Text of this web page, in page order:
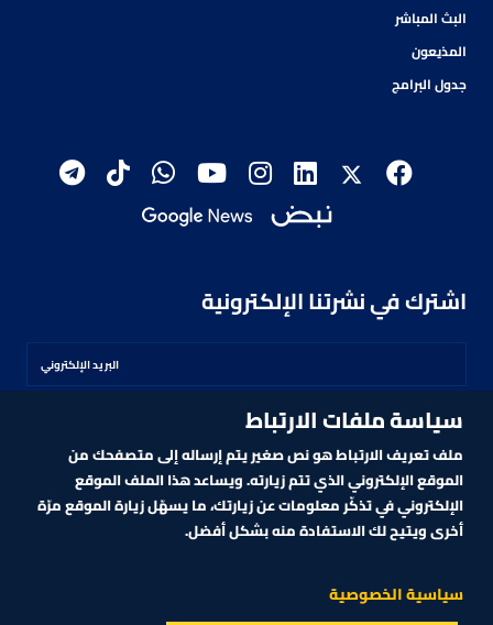
البث المباشر
المذيعون
جدول البرامج
اشترك في نشرتنا الإلكترونية
اشترك
2026
CNBCARABIA.COM. ALL RIGHTS RESERVED
سياسة ملفات الارتباط
ملف تعريف الارتباط هو نص صغير يتم إرساله إلى متصفحك من
الموقع الإلكتروني الذي تتم زيارته. ويساعد هذا الملف الموقع
الإلكتروني في تذكّر معلومات عن زيارتك، ما يسهّل زيارة الموقع مرّة
أخرى ويتيح لك الاستفادة منه بشكل أفضل.
سياسية الخصوصية